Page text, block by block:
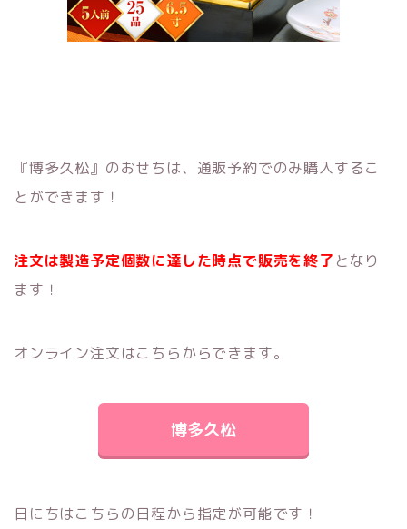
『博多久松』のおせちは、通販予約でのみ購入するこ
とができます！
注文は製造予定個数に達した時点で販売を終了 となり
ます！
オンライン注文はこちらからできます。
博多久松
日にちはこちらの日程から指定が可能です！